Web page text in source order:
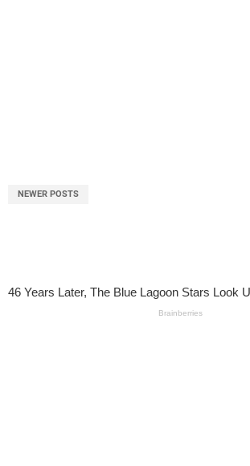
NEWER POSTS